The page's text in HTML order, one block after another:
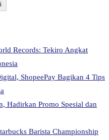
Records: Tekiro Angkat
ShopeePay Bagikan 4 Tips
Hadirkan Promo Spesial dan
Barista Championship